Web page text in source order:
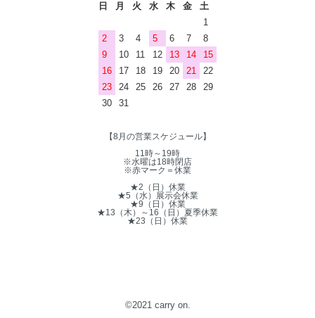
日 月 火 水 木 金
土
1
2
3 4 5 6 7
8
9
10 11 12 13 14
15
16
17 18 19 20 21
22
23
24 25 26 27 28
29
30
31
【8月の営業スケジュール】
11時～19時
※水曜は18時閉店
※赤マーク＝休業
★2（日）休業
★5（水）展示会休業
★9（日）休業
★13（木）～16（日）夏季休業
★23（日）休業
©2021 carry on.